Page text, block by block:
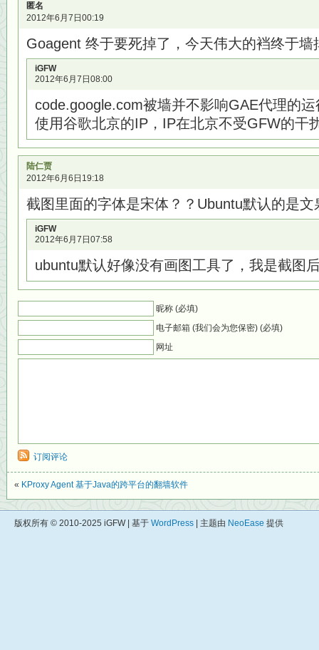
匿名
2012年6月7日00:19
Goagent 终于要死掉了，今天伟大的裆终于
iGFW
2012年6月7日08:00
code.google.com被墙并不影响GAE代理的
使用谷歌北京的IP，IP在北京不受GFW的干
陆仁贾
2012年6月6日19:18
截图里面的字体是宋体？？Ubuntu默认的是
iGFW
2012年6月7日07:58
ubuntu默认好像没有画图工具了，我是截图
昵称 (必填)
电子邮箱 (我们会为您保密) (必填)
网址
订阅评论
« KProxy Agent 基于Java的跨平台的翻墙软件
版权所有 © 2010-2025 iGFW | 基于 WordPress | 主题由 NeoEase 提供